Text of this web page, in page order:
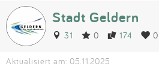
Stadt Geldern
31 0 174 0
Aktualisiert am: 05.11.2025